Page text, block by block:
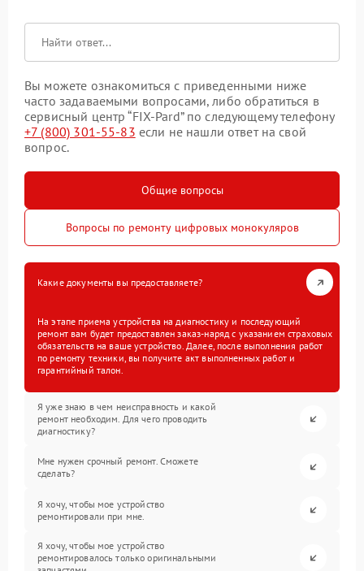
Вы можете ознакомиться с приведенными ниже
часто задаваемыми вопросами, либо обратиться в
сервисный центр “FIX-Pard” по следующему телефону
+7 (800) 301-55-83 если не нашли ответ на свой
вопрос.
Общие вопросы
Вопросы по ремонту цифровых монокуляров
Какие документы вы предоставляете?
На этапе приема устройства на диагностику и последующий
ремонт вам будет предоставлен заказ-наряд с указанием страховых
обязательств на ваше устройство. Далее, после выполнения работ
по ремонту техники, вы получите акт выполненных работ и
гарантийный талон.
Я уже знаю в чем неисправность и какой
ремонт необходим. Для чего проводить
диагностику?
Мне нужен срочный ремонт. Сможете
сделать?
Я хочу, чтобы мое устройство
ремонтировали при мне.
Я хочу, чтобы мое устройство
ремонтировалось только оригинальными